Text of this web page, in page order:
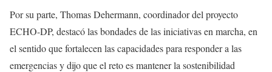
Por su parte, Thomas Dehermann, coordinador del proyecto
ECHO-DP, destacó las bondades de las iniciativas en marcha, en
el sentido que fortalecen las capacidades para responder a las
emergencias y dijo que el reto es mantener la sostenibilidad